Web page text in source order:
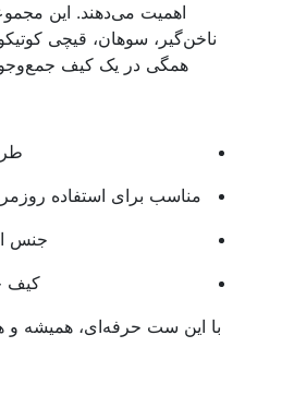
اهمیت می‌دهند. این
ناخن‌گیر، سوهان، قیچی
همگی در یک کیف
مناسب برای استفاده
جنس
کیف
با این ست حرفه‌ای، همیشه و